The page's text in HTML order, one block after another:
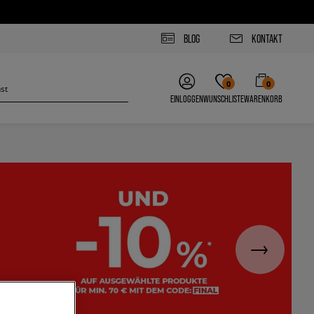
BLOG KONTAKT
EINLOGGEN
0
WUNSCHLISTE
0
WARENKORB